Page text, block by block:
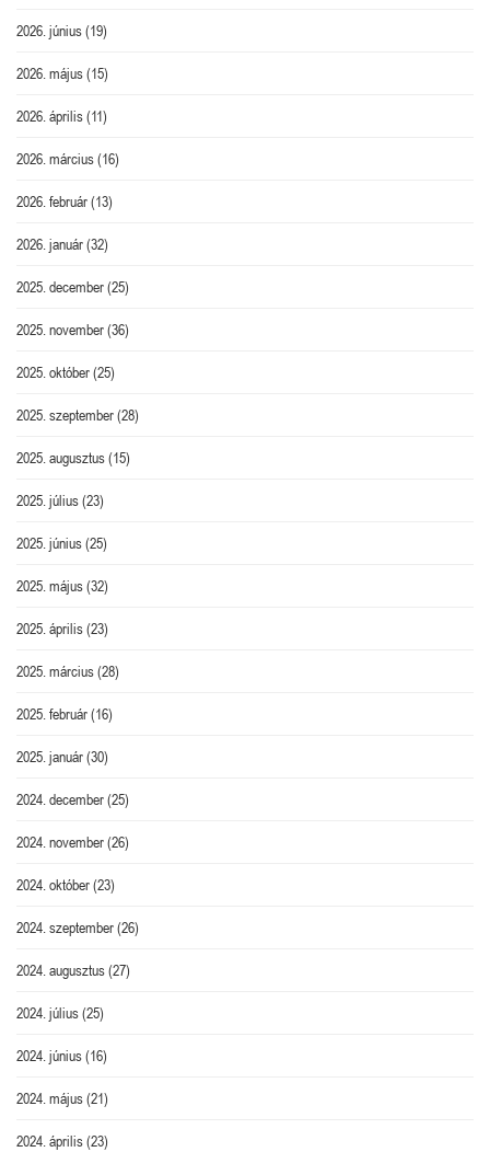
2026. június(19)
2026. május(15)
2026. április(11)
2026. március(16)
2026. február(13)
2026. január(32)
2025. december(25)
2025. november(36)
2025. október(25)
2025. szeptember(28)
2025. augusztus(15)
2025. július(23)
2025. június(25)
2025. május(32)
2025. április(23)
2025. március(28)
2025. február(16)
2025. január(30)
2024. december(25)
2024. november(26)
2024. október(23)
2024. szeptember(26)
2024. augusztus(27)
2024. július(25)
2024. június(16)
2024. május(21)
2024. április(23)